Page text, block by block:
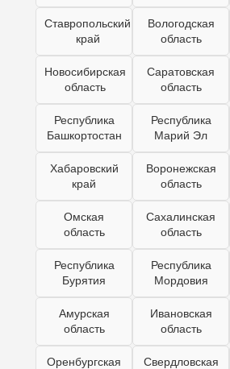
Ставропольский
край
Вологодская
область
Новосибирская
область
Саратовская
область
Республика
Башкортостан
Республика
Марий Эл
Хабаровский
край
Воронежская
область
Омская
область
Сахалинская
область
Республика
Бурятия
Республика
Мордовия
Амурская
область
Ивановская
область
Оренбургская
Свердловская